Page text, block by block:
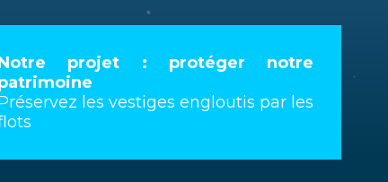
projet : protéger notre
les vestiges engloutis par les